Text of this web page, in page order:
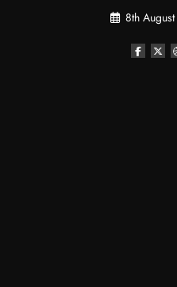
8th